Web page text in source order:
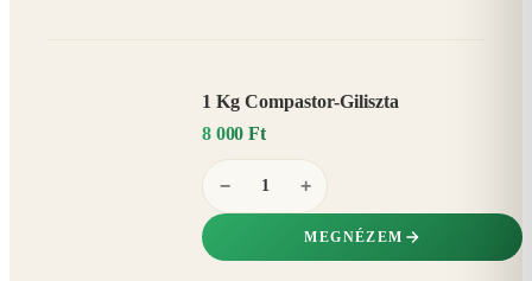
1 Kg Compastor-Giliszta
8 000 Ft
− +
MEGNÉZEM